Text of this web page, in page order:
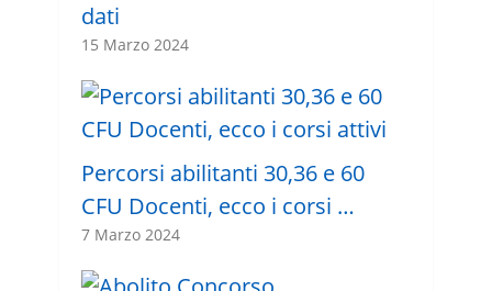
dati
15 Marzo 2024
Percorsi abilitanti 30,36 e 60
CFU Docenti, ecco i corsi …
7 Marzo 2024